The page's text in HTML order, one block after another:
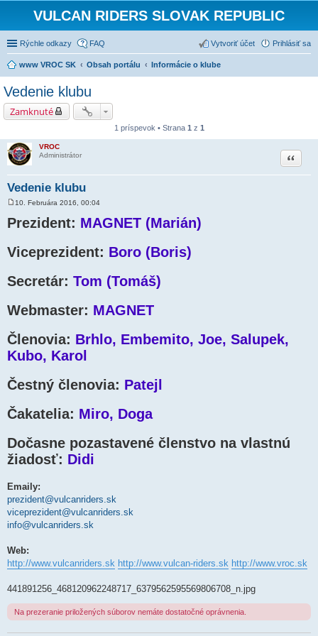
VULCAN RIDERS SLOVAK REPUBLIC
Rýchle odkazy FAQ Prihlásiť sa
Vytvoriť účet
www VROC SK Obsah portálu Informácie o klube
Vedenie klubu
Zamknuté
1 príspevok • Strana 1 z 1
VROC
Administrátor
Vedenie klubu
Citovať
r
í
e
k
10. Februára 2016, 00:04
Prezident: MAGNET (Marián)
Viceprezident: Boro (Boris)
Secretár: Tom (Tomáš)
Webmaster: MAGNET
Členovia: Brhlo, Embemito, Joe, Salupek,
Kubo, Karol
Čestný členovia: Patejl
Čakatelia: Miro, Doga
Dočasne pozastavené členstvo na vlastnú
žiadosť: Didi
Emaily:
prezident@vulcanriders.sk
viceprezident@vulcanriders.sk
info@vulcanriders.sk
Web:
http://www.vulcanriders.sk http://www.vulcan-riders.sk http://www.vroc.sk
441891256_468120962248717_6379562595569806708_n.jpg
Na prezeranie priložených súborov nemáte dostatočné oprávnenia.